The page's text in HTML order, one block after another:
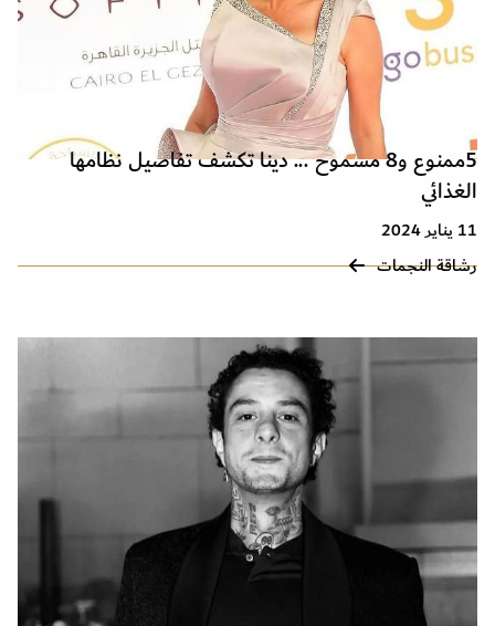
5ممنوع و8 مسموح ... دينا تكشف تفاصيل نظامها
الغذائي
11 يناير 2024
رشاقة النجمات